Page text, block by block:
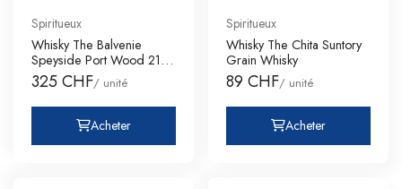
Spiritueux
Whisky The Balvenie
Speyside Port Wood 21
Ans
325 CHF/ unité
Acheter
Spiritueux
Whisky The Chita Suntory
Grain Whisky
89 CHF/ unité
Acheter